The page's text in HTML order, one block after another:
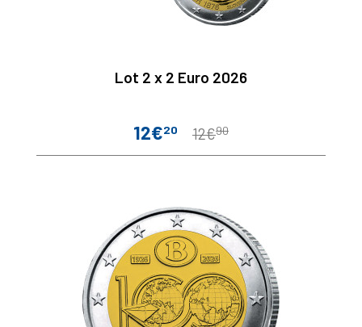
Lot 2 x 2 Euro 2026
Prix
12€20
Prix
12€90